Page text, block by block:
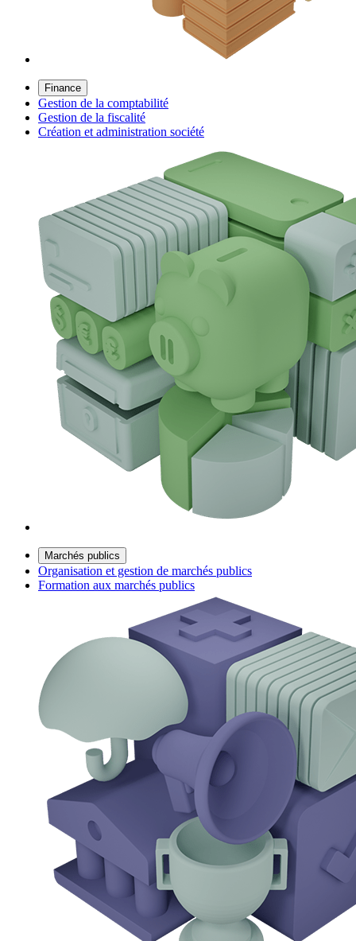
Finance
Gestion de la comptabilité
Gestion de la fiscalité
Création et administration société
Marchés publics
Organisation et gestion de marchés publics
Formation aux marchés publics